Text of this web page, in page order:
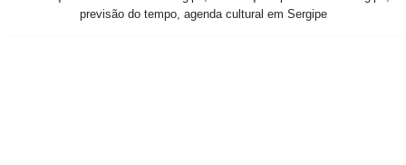
previsão do tempo, agenda cultural em Sergipe